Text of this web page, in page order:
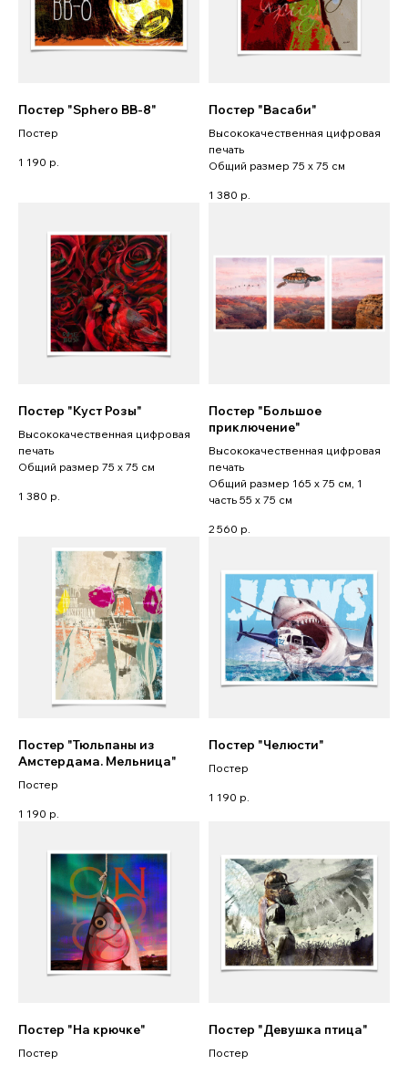
Постер "Sphero BB-8"
Постер
1 190 р.
Постер "Васаби"
Высококачественная цифровая
печать
Общий размер 75 x 75 см
1 380 р.
Постер "Куст Розы"
Высококачественная цифровая
печать
Общий размер 75 x 75 см
1 380 р.
Постер "Большое
приключение"
Высококачественная цифровая
печать
Общий размер 165 x 75 см, 1
часть 55 x 75 см
2 560 р.
Постер "Тюльпаны из
Амстердама. Мельница"
Постер
1 190 р.
Постер "Челюсти"
Постер
1 190 р.
Постер "На крючке"
Постер
Постер "Девушка птица"
Постер